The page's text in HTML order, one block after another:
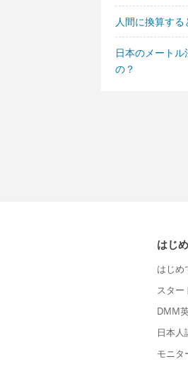
人間に換算す
日本のメート
の？
はじ
はじめ
スター
DMM
日本人
モニタ